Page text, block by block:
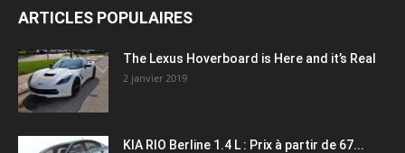
ARTICLES POPULAIRES
The Lexus Hoverboard is Here and it’s Real
2 janvier 2019
KIA RIO Berline 1.4 L : Prix à partir de 67...